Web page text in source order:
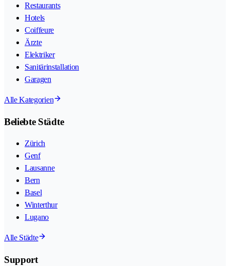
Restaurants
Hotels
Coiffeure
Ärzte
Elektriker
Sanitärinstallation
Garagen
Alle Kategorien
Beliebte Städte
Zürich
Genf
Lausanne
Bern
Basel
Winterthur
Lugano
Alle Städte
Support